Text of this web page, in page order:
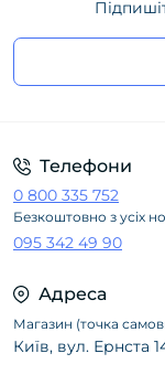
Телефони
0 800 335 752
Безкоштовно з усіх
095 342 49 90
Адреса
Магазин (точка
Київ, вул. Ернста